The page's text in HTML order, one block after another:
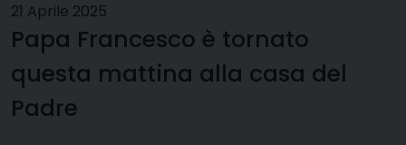
21 Aprile 2025
Papa Francesco è tornato
questa mattina alla casa del
Padre